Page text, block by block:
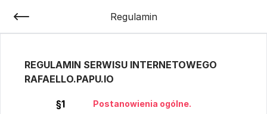
Regulamin
REGULAMIN SERWISU INTERNETOWEGO
RAFAELLO.PAPU.IO
§1 Postanowienia ogólne.